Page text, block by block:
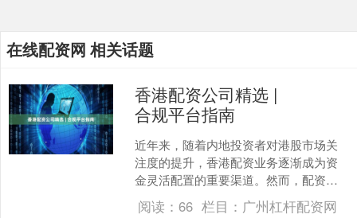
在线配资网 相关话题
香港配资公司精选 |
合规平台指南
近年来，随着内地投资者对港股市场关
注度的提升，香港配资业务逐渐成为资
金灵活配置的重要渠道。然而，配资市
场鱼龙混杂，选择一家合规、稳健的配
资公司至关重要。本文将为....
阅读： 66 栏目： 广州杠杆配资网